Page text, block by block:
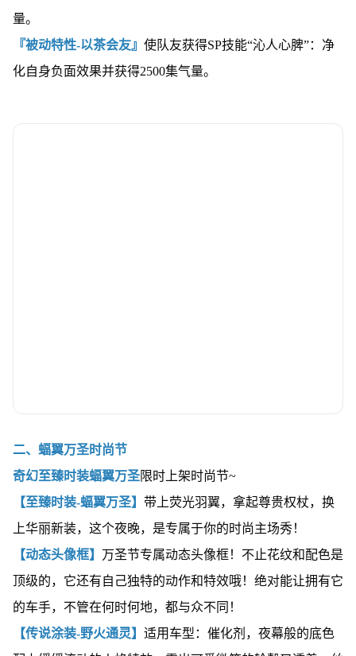
量。
『被动特性-以茶会友』 使队友获得SP技能“沁人心脾”：净
化自身负面效果并获得2500集气量。
二、蝠翼万圣时尚节
奇幻至臻时装蝠翼万圣限时上架时尚节~
【至臻时装-蝠翼万圣】 带上荧光羽翼，拿起尊贵权杖，换
上华丽新装，这个夜晚，是专属于你的时尚主场秀！
【动态头像框】 万圣节专属动态头像框！不止花纹和配色是
顶级的，它还有自己独特的动作和特效哦！绝对能让拥有它
的车手，不管在何时何地，都与众不同！
【传说涂装-野火通灵】 适用车型：催化剂，夜幕般的底色